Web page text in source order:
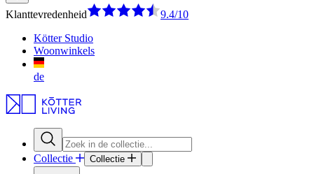
Klanttevredenheid
9.4/10
Kötter Studio
Woonwinkels
de
Collectie Collectie